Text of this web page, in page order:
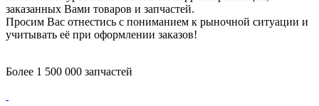
заказанных Вами товаров и запчастей.
Просим Вас отнестись с пониманием к рыночной ситуации и
учитывать её при оформлении заказов!
Более 1 500 000 запчастей